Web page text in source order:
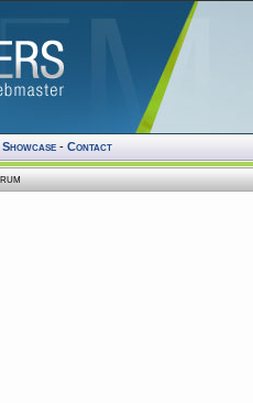
Showcase - Contact